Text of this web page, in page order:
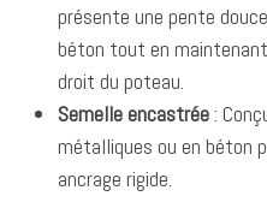
présente une pente
béton tout en
droit du poteau.
Semelle encastrée:
métalliques ou en béton
ancrage rigide.